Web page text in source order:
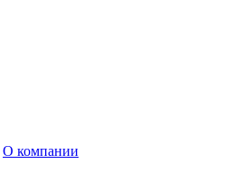
О компании